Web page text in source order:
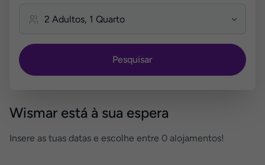
Pesquisar
Wismar está à sua espera
Insere as tuas datas e escolhe entre 0 alojamentos!